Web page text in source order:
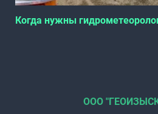
Когда нужны
ООО